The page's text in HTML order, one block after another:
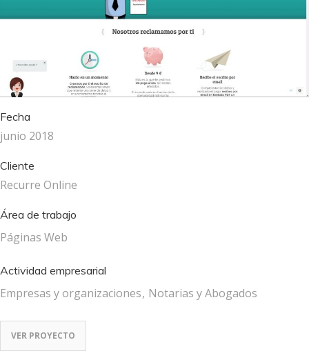
Fecha
junio 2018
Cliente
Recurre Online
Área de trabajo
Páginas Web
Actividad empresarial
Empresas y organizaciones Notarias y Abogados
VER PROYECTO